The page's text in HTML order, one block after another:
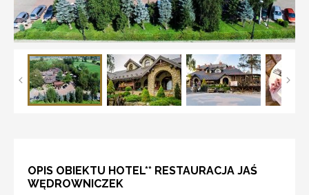
OPIS OBIEKTU HOTEL** RESTAURACJA JAŚ
WĘDROWNICZEK